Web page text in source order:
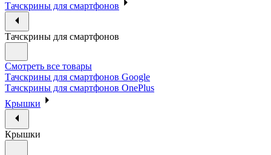
Тачскрины для смартфонов
Тачскрины для смартфонов
Смотреть все товары
Тачскрины для смартфонов Google
Тачскрины для смартфонов OnePlus
Крышки
Крышки